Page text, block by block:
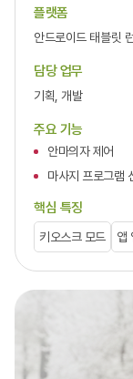
플랫폼
안드로이드 태블릿
담당 업무
기획, 개발
주요 기능
안마의자 제어
마사지 프로그램
핵심 특징
키오스크 모드 앱